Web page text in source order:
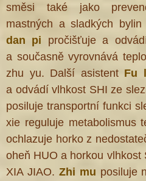
směsi také
jako
mastných a sladkých
dan pi pročišťuje a
a současně vyrovnává
zhu yu. Další asistent Fu
a odvádí vlhkost SHI ze
posiluje transportní funkci
xie reguluje metabolismus
ochlazuje horko z
oheň HUO a horkou
XIA JIAO. Zhi mu posiluje